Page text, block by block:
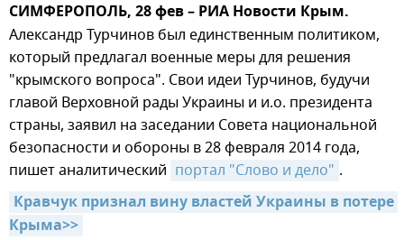
СИМФЕРОПОЛЬ, 28 фев – РИА Новости Крым.
Александр Турчинов был единственным политиком,
который предлагал военные меры для решения
"крымского вопроса". Свои идеи Турчинов, будучи
главой Верховной рады Украины и и.о. президента
страны, заявил на заседании Совета национальной
безопасности и обороны в 28 февраля 2014 года,
пишет аналитический портал "Слово и дело" .
Кравчук признал вину властей Украины в потере
Крыма>>